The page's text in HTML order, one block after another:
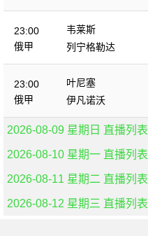
23:00
俄甲
韦莱斯
列宁格勒达
23:00
俄甲
叶尼塞
伊凡诺沃
2026-08-09 星期日 直播列表
2026-08-10 星期一 直播列表
2026-08-11 星期二 直播列表
2026-08-12 星期三 直播列表